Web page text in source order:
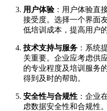
用户体验：用户体验直
接受度。选择一个界面
低培训成本，提高用户
技术支持与服务 ：系统
关重要。企业应考虑供
的专业程度及培训服务
得到及时的帮助。
安全性与合规性 ：企业
虑数据安全性和合规性